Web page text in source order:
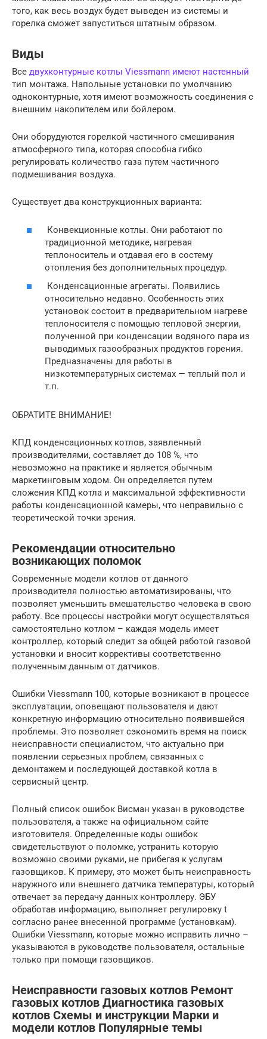
того, как весь воздух будет выведен из системы и
горелка сможет запуститься штатным образом.
Виды
Все двухконтурные котлы Viessmann имеют настенный
тип монтажа. Напольные установки по умолчанию
одноконтурные, хотя имеют возможность соединения с
внешним накопителем или бойлером.
Они оборудуются горелкой частичного смешивания
атмосферного типа, которая способна гибко
регулировать количество газа путем частичного
подмешивания воздуха.
Существует два конструкционных варианта:
Конвекционные котлы. Они работают по
традиционной методике, нагревая
теплоноситель и отдавая его в состему
отопления без дополнительных процедур.
Конденсационные агрегаты. Появились
относительно недавно. Особенность этих
установок состоит в предварительном нагреве
теплоносителя с помощью тепловой энергии,
полученной при конденсации водяного пара из
выводимых газообразных продуктов горения.
Предназначены для работы в
низкотемпературных системах — теплый пол и
т.п.
ОБРАТИТЕ ВНИМАНИЕ!
КПД конденсационных котлов, заявленный
производителями, составляет до 108 %, что
невозможно на практике и является обычным
маркетинговым ходом. Он определяется путем
сложения КПД котла и максимальной эффективности
работы конденсационной камеры, что неправильно с
теоретической точки зрения.
Рекомендации относительно
возникающих поломок
Современные модели котлов от данного
производителя полностью автоматизированы, что
позволяет уменьшить вмешательство человека в свою
работу. Все процессы настройки могут осуществляться
самостоятельно котлом – каждая модель имеет
контроллер, который следит за общей работой газовой
установки и вносит коррективы соответственно
полученным данным от датчиков.
Ошибки Viessmann 100, которые возникают в процессе
эксплуатации, оповещают пользователя и дают
конкретную информацию относительно появившейся
проблемы. Это позволяет сэкономить время на поиск
неисправности специалистом, что актуально при
появлении серьезных проблем, связанных с
демонтажем и последующей доставкой котла в
сервисный центр.
Полный список ошибок Висман указан в руководстве
пользователя, а также на официальном сайте
изготовителя. Определенные коды ошибок
свидетельствуют о поломке, устранить которую
возможно своими руками, не прибегая к услугам
газовщиков. К примеру, это может быть неисправность
наружного или внешнего датчика температуры, который
отвечает за передачу данных контроллеру. ЭБУ
обработав информацию, выполняет регулировку t
согласно ранее внесенной программе (установкам).
Ошибки Viessmann, которые можно исправить лично –
указываются в руководстве пользователя, остальные
только при помощи газовщиков.
Неисправности газовых котлов Ремонт
газовых котлов Диагностика газовых
котлов Схемы и инструкции Марки и
модели котлов Популярные темы